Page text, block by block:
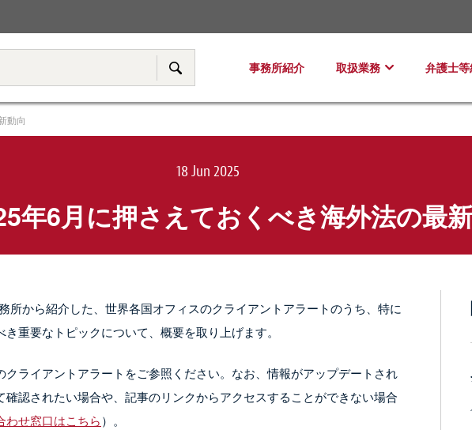
サイト内検索事務所紹介 取扱業務
ヨ
弁護士
動向
18 Jun 2025
年6月に押さえておくべき海外法の最
所から紹介した、世界各国オフィスのクライアントアラートのうち、特に
重要なトピックについて、概要を取り上げます。
ライアントアラートをご参照ください。なお、情報がアップデートされ
認されたい場合や、記事のリンクからアクセスすることができない場合
わせ窓口はこちら）。